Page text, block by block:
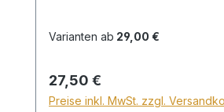
Zuschlag für Sperrgut in
Ausland beträgt der
30€.
Varianten ab 29,00 €
Regulärer Preis:
27,50 €
Preise inkl. MwSt. zzgl.